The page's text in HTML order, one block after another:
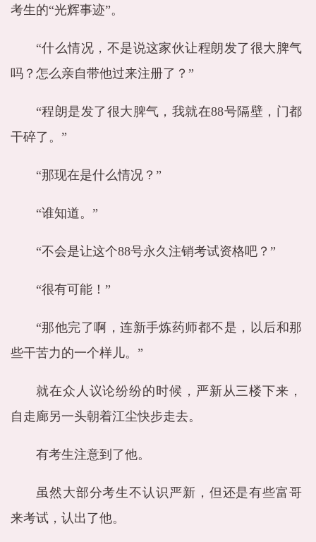
考生的“光辉事迹”。
“什么情况，不是说这家伙让程朗发了很大脾气
吗？怎么亲自带他过来注册了？”
“程朗是发了很大脾气，我就在88号隔壁，门都
干碎了。”
“那现在是什么情况？”
“谁知道。”
“不会是让这个88号永久注销考试资格吧？”
“很有可能！”
“那他完了啊，连新手炼药师都不是，以后和那
些干苦力的一个样儿。”
就在众人议论纷纷的时候，严新从三楼下来，
自走廊另一头朝着江尘快步走去。
有考生注意到了他。
虽然大部分考生不认识严新，但还是有些富哥
来考试，认出了他。